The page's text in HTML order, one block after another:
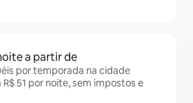
a partir de
por temporada na cidade
51 por noite, sem impostos e